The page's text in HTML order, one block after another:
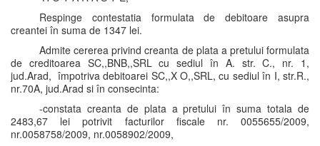
Respinge contestatia formulata de debitoare asupra
creantei în suma de 1347 lei.
Admite cererea privind creanta de plata a pretului formulata
de creditoarea SC,,BNB,,SRL cu sediul în A. str. C., nr. 1,
jud.Arad, împotriva debitoarei SC,,X O,,SRL, cu sediul în I, str.R.,
nr.70A, jud.Arad si în consecinta:
-constata creanta de plata a pretului în suma totala de
2483,67 lei potrivit facturilor fiscale nr. 0055655/2009,
nr.0058758/2009, nr.0058902/2009,